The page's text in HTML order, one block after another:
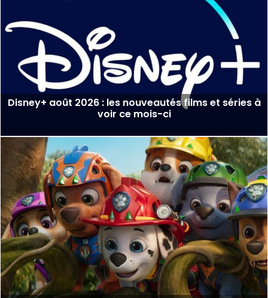
Disney+ août 2026 : les nouveautés films et séries à
voir ce mois-ci